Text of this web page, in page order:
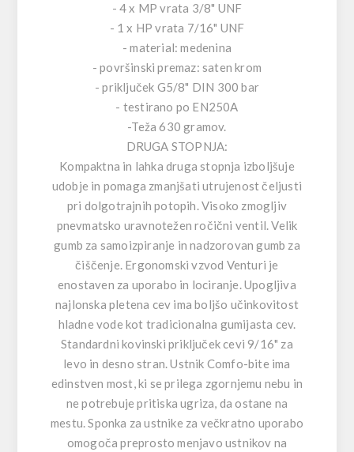
- 4 x MP vrata 3/8" UNF
- 1 x HP vrata 7/16" UNF
- material: medenina
- površinski premaz: saten krom
- priključek G5/8" DIN 300 bar
- testirano po EN250A
-Teža 630 gramov.
DRUGA STOPNJA:
Kompaktna in lahka druga stopnja izboljšuje
udobje in pomaga zmanjšati utrujenost čeljusti
pri dolgotrajnih potopih. Visoko zmogljiv
pnevmatsko uravnotežen ročični ventil. Velik
gumb za samoizpiranje in nadzorovan gumb za
čiščenje. Ergonomski vzvod Venturi je
enostaven za uporabo in lociranje. Upogljiva
najlonska pletena cev ima boljšo učinkovitost
hladne vode kot tradicionalna gumijasta cev.
Standardni kovinski priključek cevi 9/16" za
levo in desno stran. Ustnik Comfo-bite ima
edinstven most, ki se prilega zgornjemu nebu in
ne potrebuje pritiska ugriza, da ostane na
mestu. Sponka za ustnike za večkratno uporabo
omogoča preprosto menjavo ustnikov na